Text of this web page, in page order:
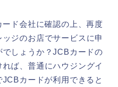
ド会社に確認の上、再度
ジのお店でサービスに申
でしょうか？JCBカードの
れば、普通にハウジングイ
カードが利用できると